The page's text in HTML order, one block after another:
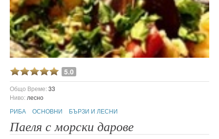
5.0
Общо Време:33
Ниво: лесно
РИБА
ОСНОВНИ БЪРЗИ И ЛЕСНИ
Паеля с морски дарове